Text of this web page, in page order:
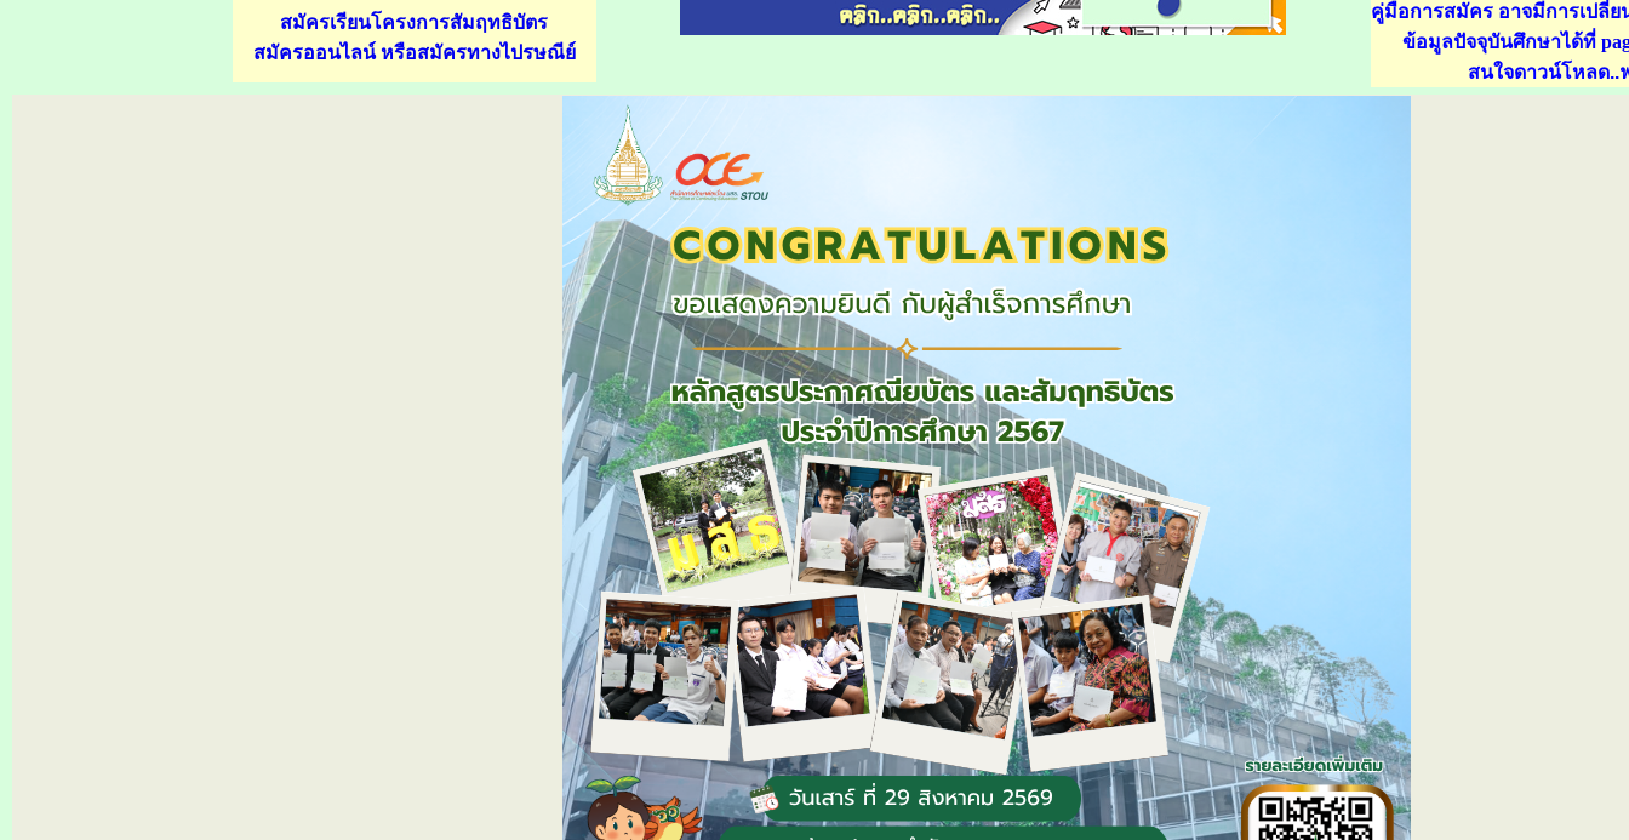
สมัครเรียนโครงการสัมฤทธิบัตร
สมัครออนไลน์ หรือสมัครทางไปรษณีย์
คู่มือการสมัคร อาจมีการเปลี่
ข้อมูลปัจจุบันศึกษาได้ที่
สนใจดาวน์โหลด..